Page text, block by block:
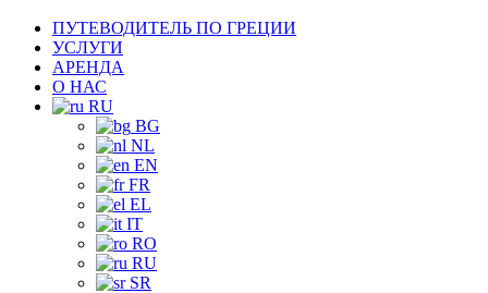
ПУТЕВОДИТЕЛЬ ПО ГРЕЦИИ
УСЛУГИ
АРЕНДА
О НАС
RU
BG
NL
EN
FR
EL
IT
RO
RU
SR